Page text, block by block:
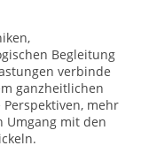
Begleitung
verbinde
ganzheitlichen
mehr
Umgang mit den